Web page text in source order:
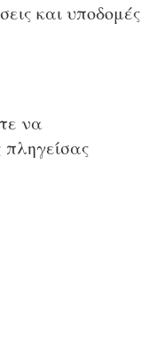
και υποδομές
να
πληγείσας